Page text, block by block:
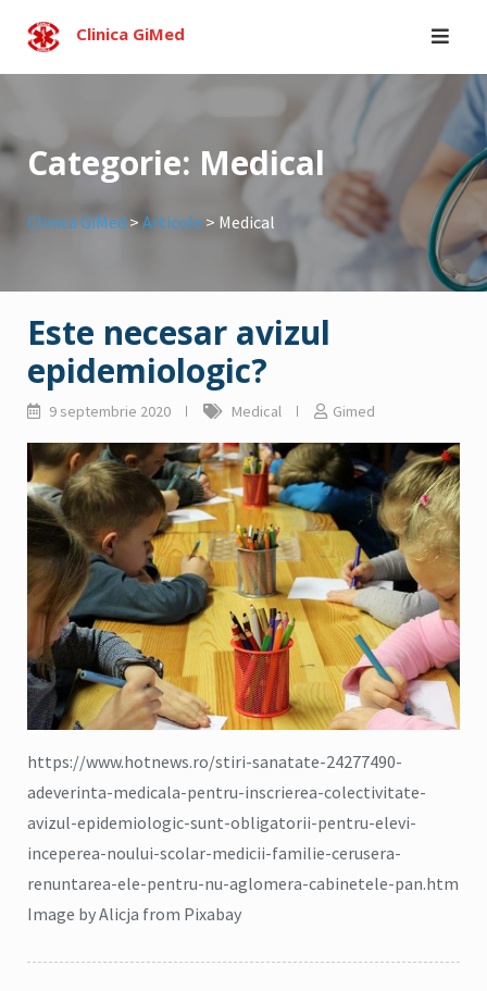
content
Clinica GiMed
Categorie: Medical
Clinica GiMed > Articole > Medical
Este necesar avizul
epidemiologic?
9 septembrie 2020 Medical Gimed
https://www.hotnews.ro/stiri-sanatate-24277490-
adeverinta-medicala-pentru-inscrierea-colectivitate-
avizul-epidemiologic-sunt-obligatorii-pentru-elevi-
inceperea-noului-scolar-medicii-familie-cerusera-
renuntarea-ele-pentru-nu-aglomera-cabinetele-pan.htm
Image by Alicja from Pixabay